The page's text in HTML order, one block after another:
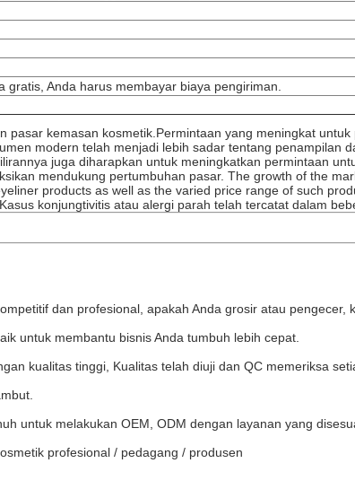
gratis, Anda harus membayar biaya pengiriman.
pasar kemasan kosmetik.Permintaan yang meningkat
modern telah menjadi lebih sadar tentang
juga diharapkan untuk meningkatkan permintaan
mendukung pertumbuhan pasar. The growth of the
products as well as the varied price range of such
konjungtivitis atau alergi parah telah tercatat dalam
dan profesional, apakah Anda grosir atau pengecer,
untuk membantu bisnis Anda tumbuh lebih cepat.
kualitas tinggi, Kualitas telah diuji dan QC memeriksa
untuk melakukan OEM, ODM dengan layanan yang
profesional / pedagang / produsen